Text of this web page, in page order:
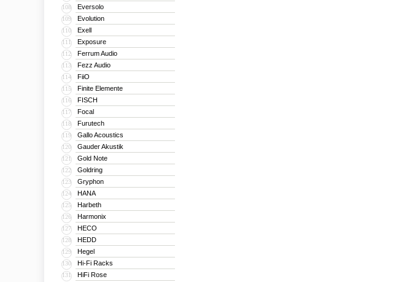
108 Eversolo
109 Evolution
110 Exell
111 Exposure
112 Ferrum Audio
113 Fezz Audio
114 FiiO
115 Finite Elemente
116 FISCH
117 Focal
118 Furutech
119 Gallo Acoustics
120 Gauder Akustik
121 Gold Note
122 Goldring
123 Gryphon
124 HANA
125 Harbeth
126 Harmonix
127 HECO
128 HEDD
129 Hegel
130 Hi-Fi Racks
131 HiFi Rose